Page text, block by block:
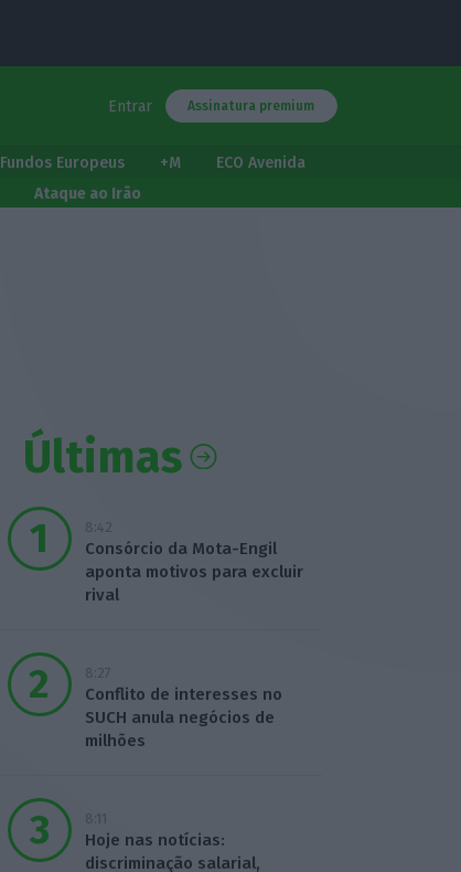
Entrar Assinatura premium
Fundos Europeus +M
ECO Avenida
Ataque ao Irão
Últimas
8:42
Consórcio da Mota-Engil
aponta motivos para excluir
rival
8:27
Conflito de interesses no
SUCH anula negócios de
milhões
8:11
Hoje nas notícias:
discriminação salarial,